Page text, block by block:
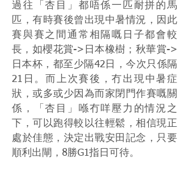
過往「杏目」都唔係一匹耐拼的馬
匹，有時賽後曾出現中暑情況，因此
賽與賽之間通常相隔嘅日子都會較
長，如櫻花賞->日本橡樹；秋華賞->
日本杯，都至少隔42日，今次只係隔
21日。而上次賽後，冇出現中暑症
狀，或多或少因為而家閉門作賽嘅關
係，「杏目」喺冇咩壓力的情況之
下，可以跑得較以往輕鬆，相信現正
處於佳態，決定出戰安田記念，只要
順利出閘，8勝G1指日可待。